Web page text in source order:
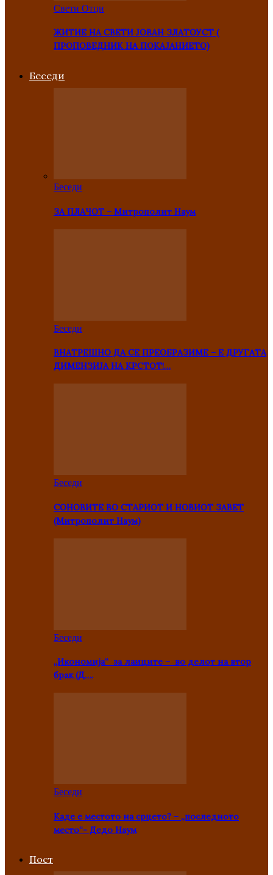
Свети Отци
ЖИТИЕ НА СВЕТИ ЈОВАН ЗЛАТОУСТ (
ПРОПОВЕДНИК НА ПОКАЈАНИЕТО)
Беседи
Беседи
ЗА ПЛАЧОТ – Митрополит Наум
Беседи
ВНАТРЕШНО ДА СЕ ПРЕОБРАЗИМЕ – Е ДРУГАТА
ДИМЕНЗИЈА НА КРСТОТ!…
Беседи
СОНОВИТЕ ВО СТАРИОТ И НОВИОТ ЗАВЕТ
(Митрополит Наум)
Беседи
„Икономија“ за лаиците – во делот на втор
брак (Д….
Беседи
Каде е местото на срцето? – „последното
место“- Дедо Наум
Пост